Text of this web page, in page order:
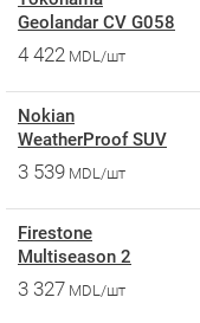
Geolandar CV G058
4 422 MDL/шт
Nokian
WeatherProof SUV
3 539 MDL/шт
Firestone
Multiseason 2
3 327 MDL/шт